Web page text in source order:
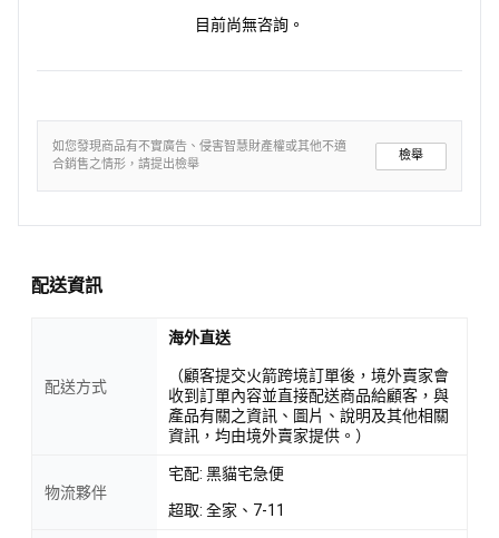
目前尚無咨詢。
如您發現商品有不實廣告、侵害智慧財產權或其他不適
合銷售之情形，請提出檢舉
檢舉
配送資訊
配送方式
海外直送
（顧客提交火箭跨境訂單後，境外賣家會
收到訂單內容並直接配送商品給顧客，與
產品有關之資訊、圖片、說明及其他相關
資訊，均由境外賣家提供。）
物流夥伴
宅配: 黑貓宅急便
超取: 全家、7-11